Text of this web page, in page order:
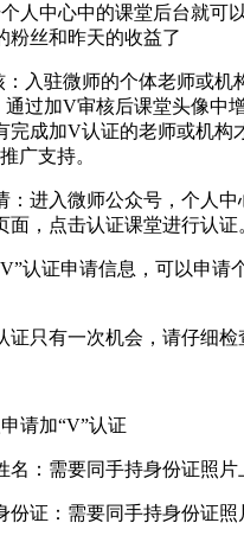
人中心中的课堂后台就可
粉丝和昨天的收益了
：入驻微师的个体老师或机
过加V审核后课堂头像中
完成加V认证的老师或机构
广支持。
：进入微师公众号，个人中
面，点击认证课堂进行认证
认证申请信息，可以申请
证只有一次机会，请仔细检
请加“V”认证
名：需要同手持身份证照
份证：需要同手持身份证